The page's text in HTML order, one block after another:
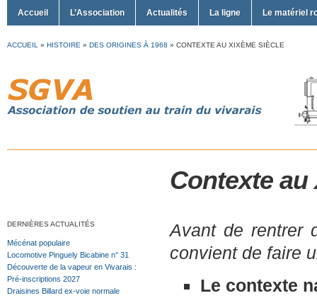
Accueil L’Association Actualités La ligne Le matériel
ACCUEIL » HISTOIRE » DES ORIGINES À 1968 » CONTEXTE AU XIXÈME SIÈCLE
Contexte au
DERNIÈRES ACTUALITÉS
Mécénat populaire
Locomotive Pinguely Bicabine n° 31
Découverte de la vapeur en Vivarais :
Pré-inscriptions 2027
Draisines Billard ex-voie normale
Avant de rentrer
convient de faire
Le contexte